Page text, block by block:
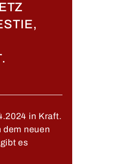
in Kraft.
dem neuen
es